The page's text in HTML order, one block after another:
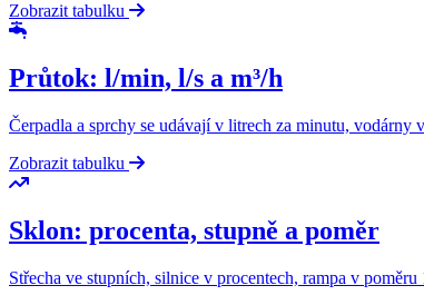
Zobrazit tabulku
Průtok: l/min, l/s a m³/h
Čerpadla a sprchy se udávají v litrech za minutu,
Zobrazit tabulku
Sklon: procenta, stupně a poměr
Střecha ve stupních, silnice v procentech, rampa v